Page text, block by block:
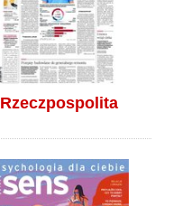
Rzeczpospolita